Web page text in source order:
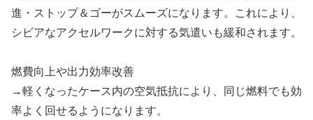
進・ストップ＆ゴーがスムーズになります。これにより、
シビアなアクセルワークに対する気遣いも緩和されます。
燃費向上や出力効率改善
→軽くなったケース内の空気抵抗により、同じ燃料でも効
率よく回せるようになります。